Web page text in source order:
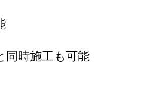
同時施工も可能